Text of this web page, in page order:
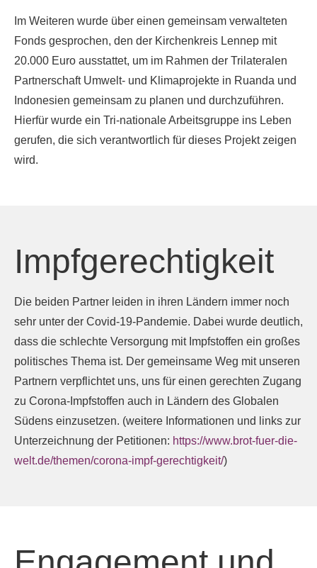
Im Weiteren wurde über einen gemeinsam verwalteten
Fonds gesprochen, den der Kirchenkreis Lennep mit
20.000 Euro ausstattet, um im Rahmen der Trilateralen
Partnerschaft Umwelt- und Klimaprojekte in Ruanda und
Indonesien gemeinsam zu planen und durchzuführen.
Hierfür wurde ein Tri-nationale Arbeitsgruppe ins Leben
gerufen, die sich verantwortlich für dieses Projekt zeigen
wird.
Impfgerechtigkeit
Die beiden Partner leiden in ihren Ländern immer noch
sehr unter der Covid-19-Pandemie. Dabei wurde deutlich,
dass die schlechte Versorgung mit Impfstoffen ein großes
politisches Thema ist. Der gemeinsame Weg mit unseren
Partnern verpflichtet uns, uns für einen gerechten Zugang
zu Corona-Impfstoffen auch in Ländern des Globalen
Südens einzusetzen. (weitere Informationen und links zur
Unterzeichnung der Petitionen: https://www.brot-fuer-die-
welt.de/themen/corona-impf-gerechtigkeit/)